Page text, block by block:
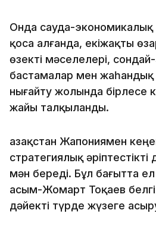
Онда сауда-
қоса алғанда, екіжақты
өзекті мәселелері,
бастамалар мен жаһандық
нығайту жолында
жайы талқыланды.
Қазақстан Жапониямен
стратегиялық
мән береді. Бұл бағытта
Қасым-Жомарт Тоқаев
дәйекті түрде жүзеге